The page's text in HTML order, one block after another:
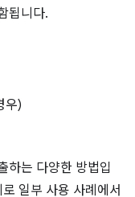
됩니다.
우)
하는 다양한 방법입
일부 사용 사례에서